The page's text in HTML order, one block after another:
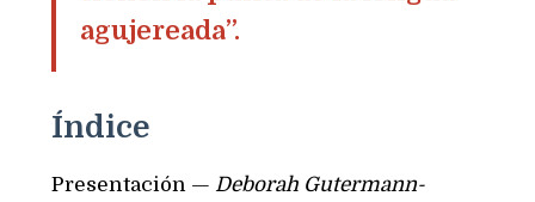
agujereada”.
Índice
Presentación — Deborah Gutermann-